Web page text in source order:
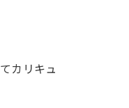
カリキュ